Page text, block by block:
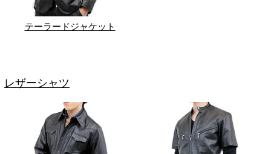
テーラードジャケット
レザーシャツ